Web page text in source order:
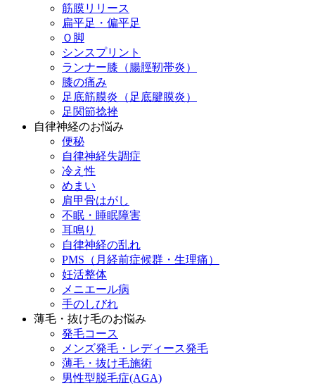
筋膜リリース
扁平足・偏平足
Ｏ脚
シンスプリント
ランナー膝（腸脛靭帯炎）
膝の痛み
足底筋膜炎（足底腱膜炎）
足関節捻挫
自律神経のお悩み
便秘
自律神経失調症
冷え性
めまい
肩甲骨はがし
不眠・睡眠障害
耳鳴り
自律神経の乱れ
PMS（月経前症候群・生理痛）
妊活整体
メニエール病
手のしびれ
薄毛・抜け毛のお悩み
発毛コース
メンズ発毛・レディース発毛
薄毛・抜け毛施術
男性型脱毛症(AGA)